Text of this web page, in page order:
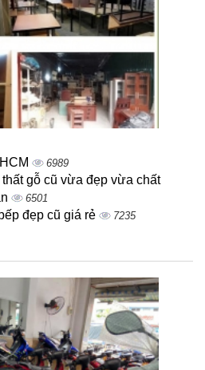
6989
gỗ cũ vừa đẹp vừa chất
6501
đẹp cũ giá rẻ 7235